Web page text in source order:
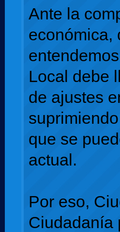
Ante la
económica,
Local debe
de ajustes
que se
actual.
Por eso,
Ciudadanía